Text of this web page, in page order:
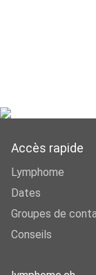
Accès rapide
Lymphome
Dates
Groupes de
Conseils